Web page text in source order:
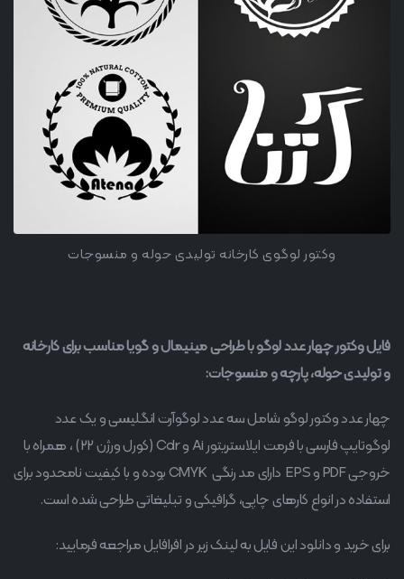
وکتور لوگوی کارخانه تولیدی حوله و منسوجات
فایل وکتور چهار عدد لوگو با طراحی مینیمال و گویا مناسب برای کارخانه
و تولیدی حوله، پارچه و منسوجات:
چهار عدد وکتور لوگو شامل سه عدد لوگوآرت انگلیسی و یک عدد
لوگوتایپ فارسی با فرمت ایلاستریتور Ai و Cdr (کورل ورژن 22) ، همراه با
خروجی PDF و EPS دارای مد رنگی CMYK بوده و با کیفیت نامحدود برای
استفاده در انواع کارهای چاپی، گرافیکی و تبلیغاتی طراحی شده است.
برای خرید و دانلود این فایل به لینک زیر در افرافایل مراجعه فرمایید: